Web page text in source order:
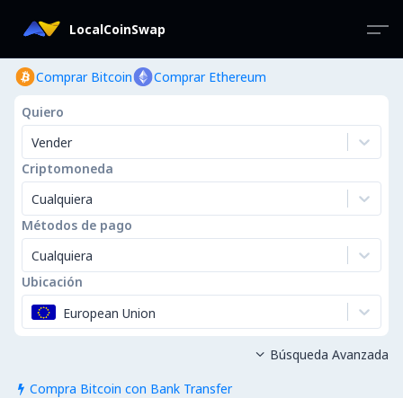
LocalCoinSwap
Comprar Bitcoin Comprar Ethereum
Quiero
Vender
Criptomoneda
Cualquiera
Métodos de pago
Cualquiera
Ubicación
European Union
 Compra Bitcoin con Bank Transfer
 Búsqueda Avanzada